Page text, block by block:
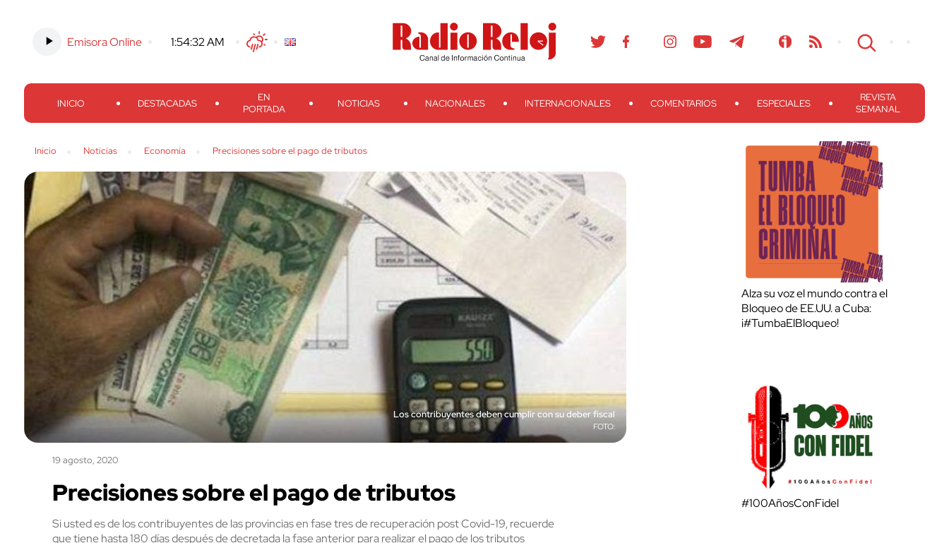
Emisora Online 1:54:33 AM TwitterFacebook
Threads
Instagram TelegramTeveo Ivoox RSS Search
INICIO DESTACADAS
EN
PORTADA
NOTICIAS NACIONALES INTERNACIONALES COMENTARIOS ESPECIALES
REVISTA
SEMANAL
Inicio Noticias Economía Precisiones sobre el pago de tributos
Los contribuyentes deben cumplir con su deber fiscal
19 agosto, 2020
Precisiones sobre el pago de tributos
Si usted es de los contribuyentes de las provincias en fase tres de recuperación post Covid-19, recuerde
que tiene hasta 180 días después de decretada la fase anterior para realizar el pago de los tributos
Alza su voz el mundo contra el
Bloqueo de EE.UU. a Cuba:
¡#TumbaElBloqueo!
#100AñosConFidel